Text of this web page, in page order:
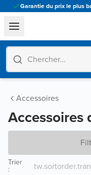
Garantie du prix le plus
Accessoires
Accessoires
Trier
: